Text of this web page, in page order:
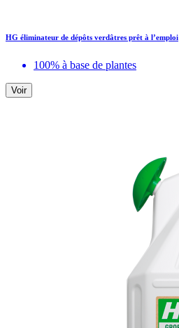
HG éliminateur de dépôts verdâtres prêt à l’emploi
100% à base de plantes
Voir